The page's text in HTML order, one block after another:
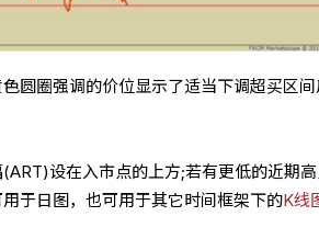
圆圈强调的价位显示了适当下调超买区
设在入市点的上方;若有更低的近期
于日图，也可用于其它时间框架下的K线